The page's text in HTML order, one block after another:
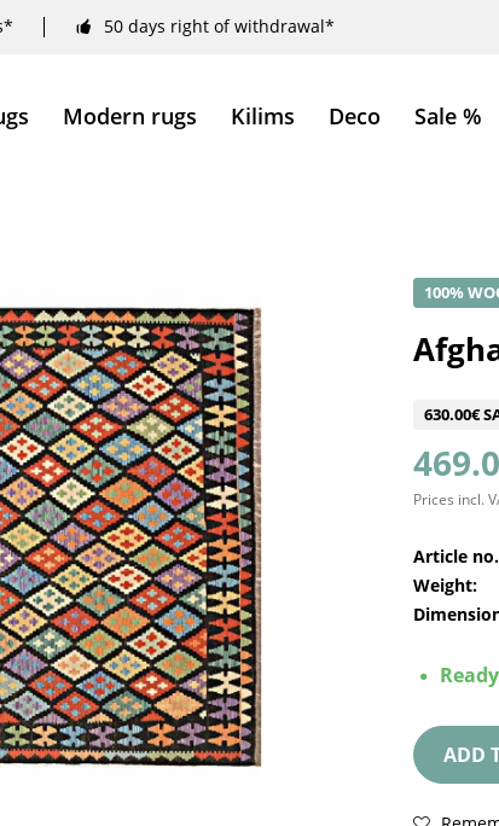
50 days right of withdrawal*
Modern rugs Kilims Deco Sale %
100%
630.00€
Prices incl.
Article
Weight:
ADD